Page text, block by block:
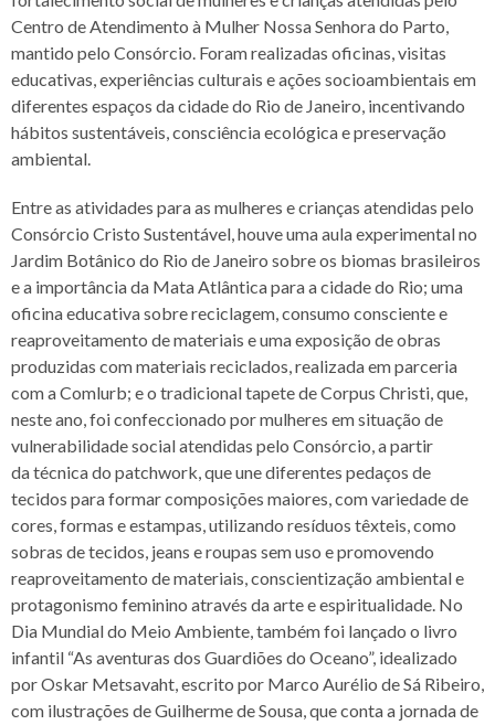
Centro de Atendimento à Mulher Nossa Senhora do Parto,
mantido pelo Consórcio. Foram realizadas oficinas, visitas
educativas, experiências culturais e ações socioambientais em
diferentes espaços da cidade do Rio de Janeiro, incentivando
hábitos sustentáveis, consciência ecológica e preservação
ambiental.
Entre as atividades para as mulheres e crianças atendidas pelo
Consórcio Cristo Sustentável, houve uma aula experimental no
Jardim Botânico do Rio de Janeiro sobre os biomas brasileiros
e a importância da Mata Atlântica para a cidade do Rio; uma
oficina educativa sobre reciclagem, consumo consciente e
reaproveitamento de materiais e uma exposição de obras
produzidas com materiais reciclados, realizada em parceria
com a Comlurb; e o tradicional tapete de Corpus Christi, que,
neste ano, foi confeccionado por mulheres em situação de
vulnerabilidade social atendidas pelo Consórcio, a partir
da técnica do patchwork, que une diferentes pedaços de
tecidos para formar composições maiores, com variedade de
cores, formas e estampas, utilizando resíduos têxteis, como
sobras de tecidos, jeans e roupas sem uso e promovendo
reaproveitamento de materiais, conscientização ambiental e
protagonismo feminino através da arte e espiritualidade. No
Dia Mundial do Meio Ambiente, também foi lançado o livro
infantil “As aventuras dos Guardiões do Oceano”, idealizado
por Oskar Metsavaht, escrito por Marco Aurélio de Sá Ribeiro,
com ilustrações de Guilherme de Sousa, que conta a jornada de